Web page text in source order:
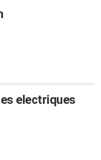
electriques